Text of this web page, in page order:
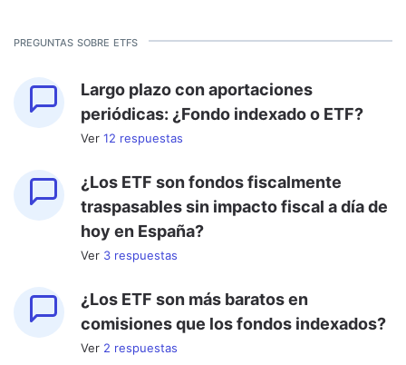
preguntas sobre etfs
Largo plazo con aportaciones
periódicas: ¿Fondo indexado o ETF?
Ver 12 respuestas
¿Los ETF son fondos fiscalmente
traspasables sin impacto fiscal a día de
hoy en España?
Ver 3 respuestas
¿Los ETF son más baratos en
comisiones que los fondos indexados?
Ver 2 respuestas